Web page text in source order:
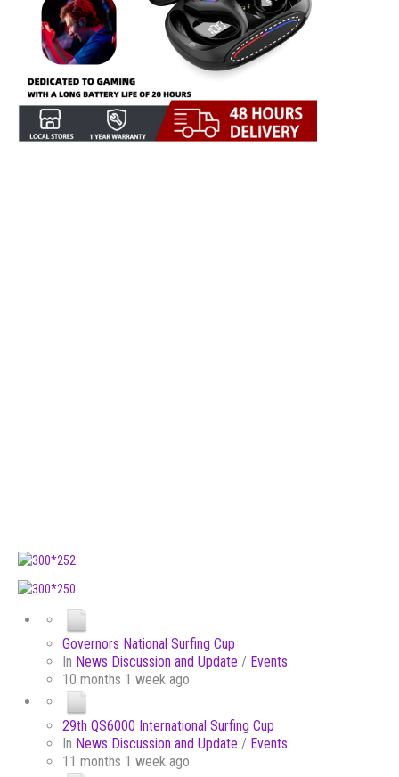
Governors National Surfing Cup
In News Discussion and Update / Events
10 months 1 week ago
29th QS6000 International Surfing Cup
In News Discussion and Update / Events
11 months 1 week ago